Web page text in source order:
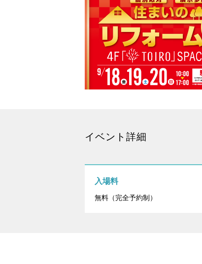
イベント詳細
入場料
無料（完全予約制）